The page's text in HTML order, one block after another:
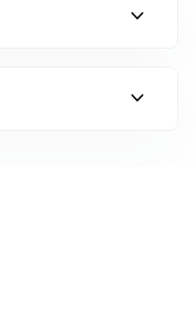
expand_more
expand_more